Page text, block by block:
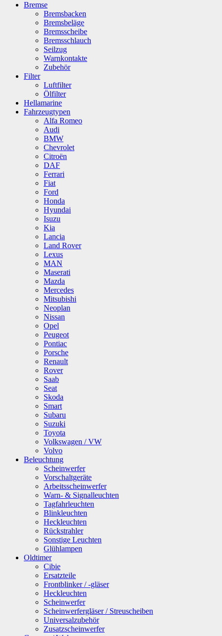
Bremse
Bremsbacken
Bremsbeläge
Bremsscheibe
Bremsschlauch
Seilzug
Warnkontakte
Zubehör
Filter
Luftfilter
Ölfilter
Hellamarine
Fahrzeugtypen
Alfa Romeo
Audi
BMW
Chevrolet
Citroën
DAF
Ferrari
Fiat
Ford
Honda
Hyundai
Isuzu
Kia
Lancia
Land Rover
Lexus
MAN
Maserati
Mazda
Mercedes
Mitsubishi
Neoplan
Nissan
Opel
Peugeot
Pontiac
Porsche
Renault
Rover
Saab
Seat
Skoda
Smart
Subaru
Suzuki
Toyota
Volkswagen / VW
Volvo
Beleuchtung
Scheinwerfer
Vorschaltgeräte
Arbeitsscheinwerfer
Warn- & Signalleuchten
Tagfahrleuchten
Blinkleuchten
Heckleuchten
Rückstrahler
Sonstige Leuchten
Glühlampen
Oldtimer
Cibie
Ersatzteile
Frontblinker / -gläser
Heckleuchten
Scheinwerfer
Scheinwerfergläser / Streuscheiben
Universalzubehör
Zusatzscheinwerfer